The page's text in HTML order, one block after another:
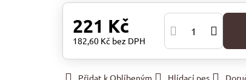
221 Kč
182,60 Kč bez DPH
Přidat k Oblíbeným Hlídací pes